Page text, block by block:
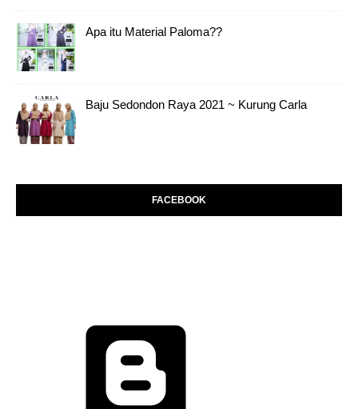
Apa itu Material Paloma??
Baju Sedondon Raya 2021 ~ Kurung Carla
FACEBOOK